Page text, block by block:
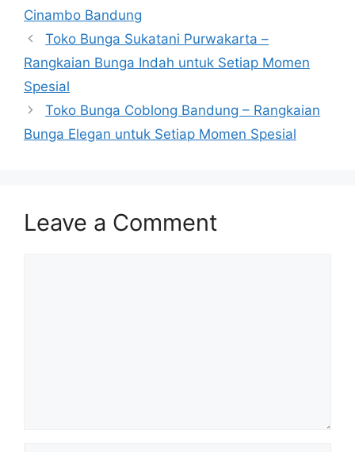
Cinambo Bandung
Toko Bunga Sukatani Purwakarta –
Rangkaian Bunga Indah untuk Setiap Momen
Spesial
Toko Bunga Coblong Bandung – Rangkaian
Bunga Elegan untuk Setiap Momen Spesial
Leave a Comment